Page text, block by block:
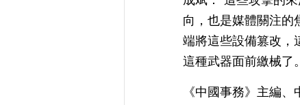
向，也是媒體關注的
端將這些設備篡改，
這種武器面前繳械了。
《中國事務》主編